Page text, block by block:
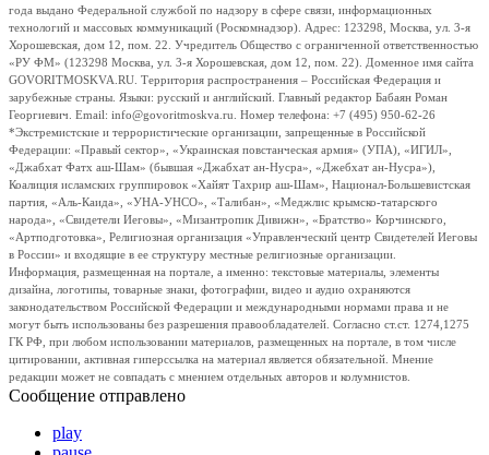
года выдано Федеральной службой по надзору в сфере связи, информационных
технологий и массовых коммуникаций (Роскомнадзор). Адрес: 123298, Москва, ул. 3-я
Хорошевская, дом 12, пом. 22. Учредитель Общество с ограниченной ответственностью
«РУ ФМ» (123298 Москва, ул. 3-я Хорошевская, дом 12, пом. 22). Доменное имя сайта
GOVORITMOSKVA.RU. Территория распространения – Российская Федерация и
зарубежные страны. Языки: русский и английский. Главный редактор Бабаян Роман
Георгиевич. Email: info@govoritmoskva.ru. Номер телефона: +7 (495) 950-62-26
*Экстремистские и террористические организации, запрещенные в Российской
Федерации: «Правый сектор», «Украинская повстанческая армия» (УПА), «ИГИЛ»,
«Джабхат Фатх аш-Шам» (бывшая «Джабхат ан-Нусра», «Джебхат ан-Нусра»),
Коалиция исламских группировок «Хайят Тахрир аш-Шам», Национал-Большевистская
партия, «Аль-Каида», «УНА-УНСО», «Талибан», «Меджлис крымско-татарского
народа», «Свидетели Иеговы», «Мизантропик Дивижн», «Братство» Корчинского,
«Артподготовка», Религиозная организация «Управленческий центр Свидетелей Иеговы
в России» и входящие в ее структуру местные религиозные организации.
Информация, размещенная на портале, а именно: текстовые материалы, элементы
дизайна, логотипы, товарные знаки, фотографии, видео и аудио охраняются
законодательством Российской Федерации и международными нормами права и не
могут быть использованы без разрешения правообладателей. Согласно ст.ст. 1274,1275
ГК РФ, при любом использовании материалов, размещенных на портале, в том числе
цитировании, активная гиперссылка на материал является обязательной. Мнение
редакции может не совпадать с мнением отдельных авторов и колумнистов.
Сообщение отправлено
play